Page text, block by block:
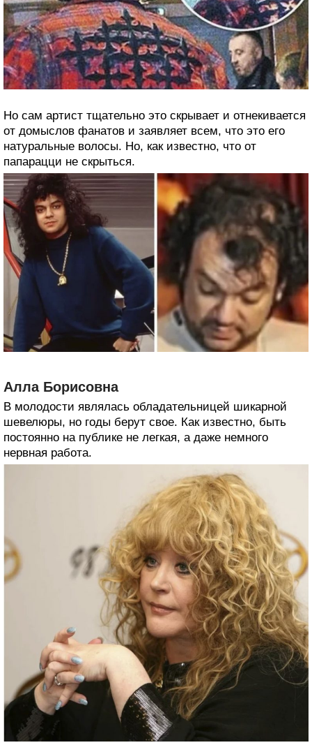
Но сам артист тщательно это скрывает и отнекивается
от домыслов фанатов и заявляет всем, что это его
натуральные волосы. Но, как известно, что от
папарацци не скрыться.
Алла Борисовна
В молодости являлась обладательницей шикарной
шевелюры, но годы берут свое. Как известно, быть
постоянно на публике не легкая, а даже немного
нервная работа.